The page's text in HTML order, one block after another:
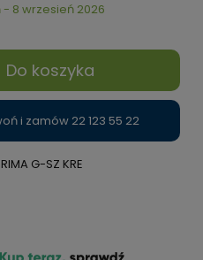
- 8 wrzesień 2026
Do koszyka
i zamów 22 123 55 22
G-SZ KRE